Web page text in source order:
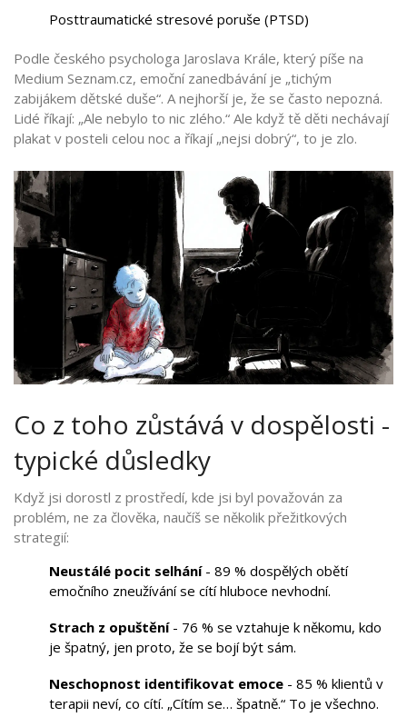
Posttraumatické stresové poruše (PTSD)
Podle českého psychologa Jaroslava Krále, který píše na
Medium Seznam.cz, emoční zanedbávání je „tichým
zabijákem dětské duše“. A nejhorší je, že se často nepozná.
Lidé říkají: „Ale nebylo to nic zlého.“ Ale když tě děti nechávají
plakat v posteli celou noc a říkají „nejsi dobrý“, to je zlo.
Co z toho zůstává v dospělosti -
typické důsledky
Když jsi dorostl z prostředí, kde jsi byl považován za
problém, ne za člověka, naučíš se několik přežitkových
strategií:
Neustálé pocit selhání- 89 % dospělých obětí
emočního zneužívání se cítí hluboce nevhodní.
Strach z opuštění- 76 % se vztahuje k někomu, kdo
je špatný, jen proto, že se bojí být sám.
Neschopnost identifikovat emoce - 85 % klientů v
terapii neví, co cítí. „Cítím se… špatně.“ To je všechno.